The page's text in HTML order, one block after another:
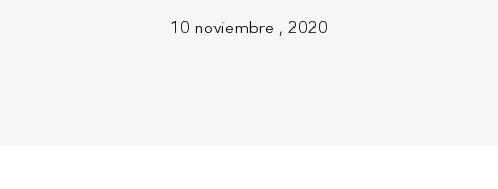
10 noviembre , 2020